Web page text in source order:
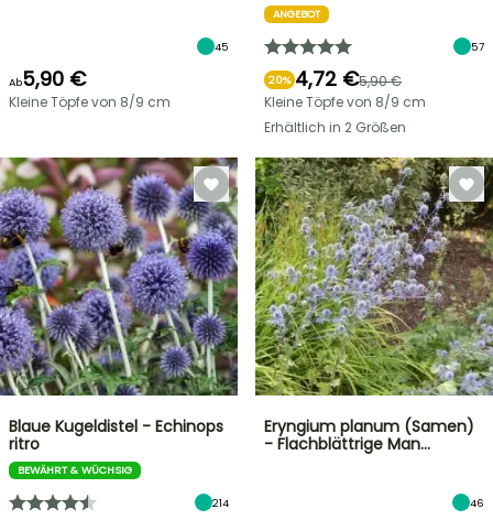
45
Ab5,90 €
Kleine Töpfe von 8/9 cm
ANGEBOT
57
20% 4,72 €5,90 €
Kleine Töpfe von 8/9 cm
Erhältlich in 2 Größen
Blaue Kugeldistel - Echinops
ritro
BEWÄHRT & WÜCHSIG
214
Eryngium planum (Samen)
- Flachblättrige Man…
46